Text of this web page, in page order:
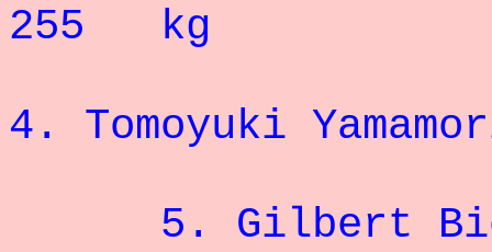
255 kg
4. Tomoyuki
5.